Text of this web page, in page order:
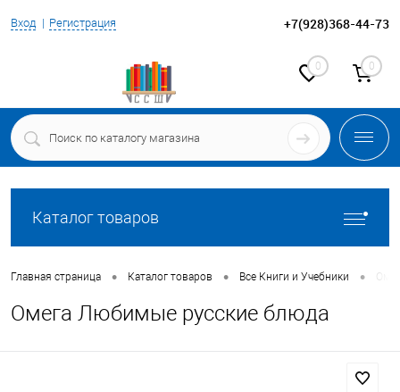
Вход Регистрация +7(928)368-44-73
0 0
Каталог товаров
Главная страница • Каталог товаров • Все Книги и Учебники •
Омега Любимые русские блюда